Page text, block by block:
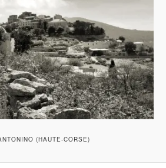
(HAUTE-CORSE)